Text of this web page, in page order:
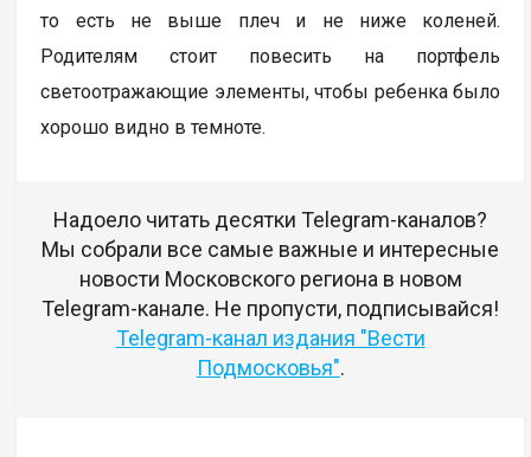
то есть не выше плеч и не ниже коленей.
Родителям стоит повесить на портфель
светоотражающие элементы, чтобы ребенка было
хорошо видно в темноте.
Надоело читать десятки Telegram-каналов?
Мы собрали все самые важные и интересные
новости Московского региона в новом
Telegram-канале. Не пропусти, подписывайся!
Telegram-канал издания "Вести
Подмосковья".